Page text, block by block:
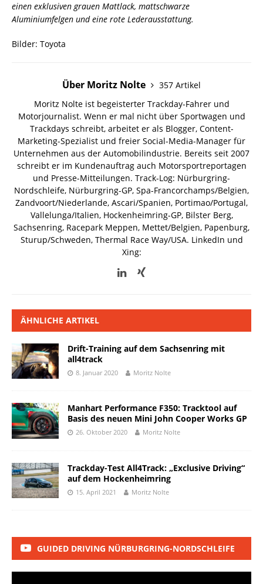
einen exklusiven grauen Mattlack, mattschwarze
Aluminiumfelgen und eine rote Lederausstattung.
Bilder: Toyota
Über Moritz Nolte
357 Artikel
Moritz Nolte ist begeisterter Trackday-Fahrer und
Motorjournalist. Wenn er mal nicht über Sportwagen und
Trackdays schreibt, arbeitet er als Blogger, Content-
Marketing-Spezialist und freier Social-Media-Manager für
Unternehmen aus der Automobilindustrie. Bereits seit 2007
schreibt er im Kundenauftrag auch Motorsportreportagen
und Presse-Mitteilungen. Track-Log: Nürburgring-
Nordschleife, Nürburgring-GP, Spa-Francorchamps/Belgien,
Zandvoort/Niederlande, Ascari/Spanien, Portimao/Portugal,
Vallelunga/Italien, Hockenheimring-GP, Bilster Berg,
Sachsenring, Racepark Meppen, Mettet/Belgien, Papenburg,
Sturup/Schweden, Thermal Race Way/USA. LinkedIn und
Xing:
ÄHNLICHE ARTIKEL
Drift-Training auf dem Sachsenring mit
all4track
8. Januar 2020 Moritz Nolte
Manhart Performance F350: Tracktool auf
Basis des neuen Mini John Cooper Works GP
26. Oktober 2020 Moritz Nolte
Trackday-Test All4Track: „Exclusive Driving“
auf dem Hockenheimring
15. April 2021 Moritz Nolte
GUIDED DRIVING NÜRBURGRING-NORDSCHLEIFE